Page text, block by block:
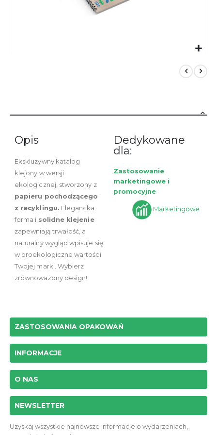
Opis
Ekskluzywny katalog
klejony w wersji
ekologicznej, stworzony z
papieru pochodzącego
z recyklingu. Elegancka
forma i solidne klejenie
zapewniają trwałość, a
naturalny wygląd wpisuje się
w proekologiczne wartości
Twojej marki. Wybierz
zrównoważony design!
Dedykowane
dla:
Zastosowanie
marketingowe i
promocyjne
Marketingowe
ZASTOSOWANIA OPAKOWAŃ
INFORMACJE
O NAS
NEWSLETTER
Uzyskaj wszystkie najnowsze informacje o wydarzeniach,